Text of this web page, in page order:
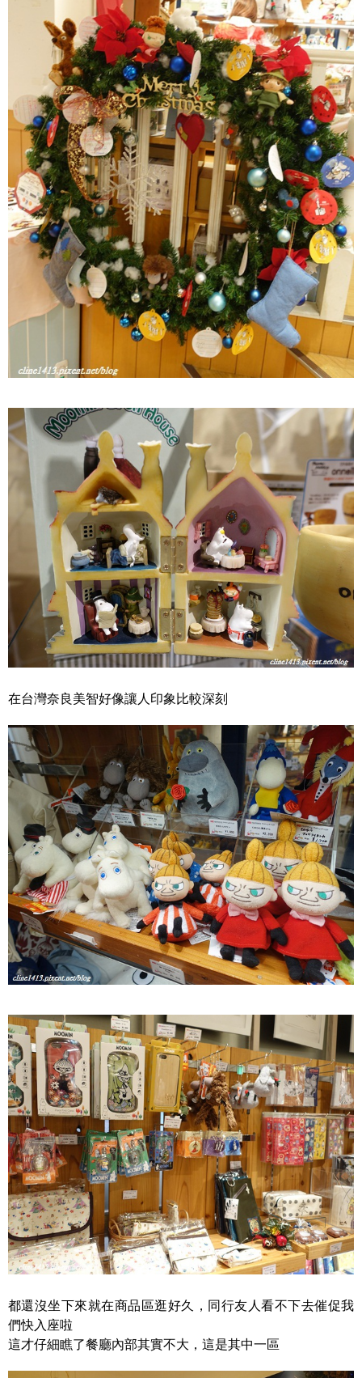
在台灣奈良美智好像讓人印象比較深刻
都還沒坐下來就在商品區逛好久，同行友人看不下去催促我
們快入座啦
這才仔細瞧了餐廳內部其實不大，這是其中一區